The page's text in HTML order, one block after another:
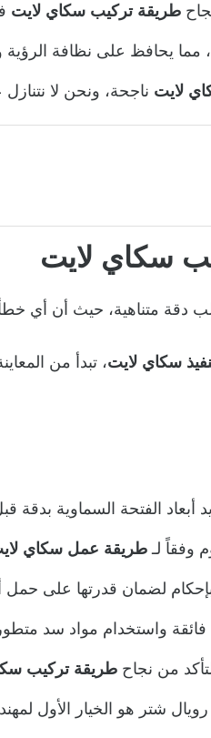
طريقة تركيب سكاي لايت
مما يحافظ على نظافة الرؤية
لايت ناجحة، ونحن لا
دقة متناهية، حيث أن أي
سكاي لايت، تبدأ من
أبعاد الفتحة السماوية بدقة
وفقاً لـ طريقة عمل سكاي
بإحكام لضمان قدرتها على
فائقة واستخدام مواد سد
من نجاح طريقة تركيب
شتر هو الخيار الأول